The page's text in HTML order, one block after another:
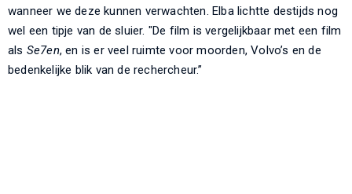
wanneer we deze kunnen verwachten. Elba lichtte destijds nog
wel een tipje van de sluier. "De film is vergelijkbaar met een film
als Se7en, en is er veel ruimte voor moorden, Volvo’s en de
bedenkelijke blik van de rechercheur.”